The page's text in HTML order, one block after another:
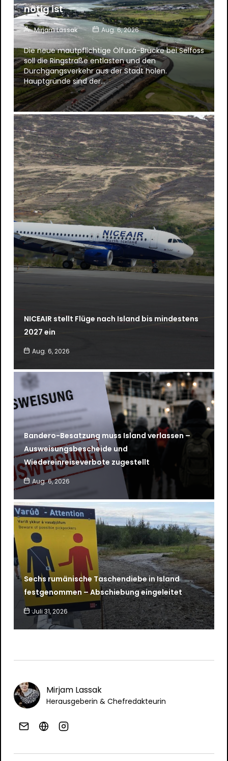
nötig ist
Mirjam Lassak Aug. 6, 2026
Die neue mautpflichtige Ölfusá-Brücke bei Selfoss
soll die Ringstraße entlasten und den
Durchgangsverkehr aus der Stadt holen.
Hauptgründe sind der…
NICEAIR stellt Flüge nach Island bis mindestens
2027 ein
Aug. 6, 2026
Bandero-Besatzung muss Island verlassen –
Ausweisungsbescheide und
Wiedereinreiseverbote zugestellt
Aug. 6, 2026
Sechs rumänische Taschendiebe in Island
festgenommen – Abschiebung eingeleitet
Juli 31, 2026
Mirjam Lassak
Herausgeberin & Chefredakteurin